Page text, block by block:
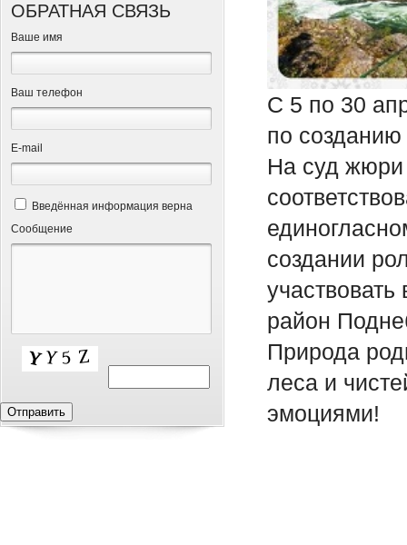
ОБРАТНАЯ СВЯЗЬ
Ваше имя
Ваш телефон
Е-mail
Введённая информация верна
Сообщение
С 5 по 30
по
На суд жюри
создании
район
Природа
леса и
эмоциями!